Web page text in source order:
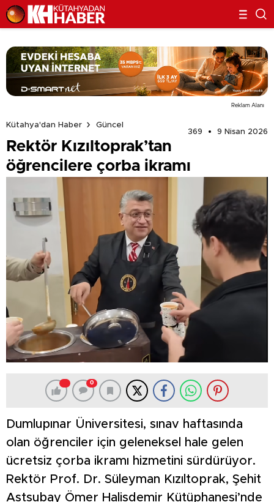
Reklam Alanı
Kütahya'dan Haber
Güncel
369
9 Nisan 2026
Rektör Kızıltoprak’tan
öğrencilere çorba ikramı
0
Dumlupınar Üniversitesi, sınav haftasında
olan öğrenciler için geleneksel hale gelen
ücretsiz çorba ikramı hizmetini sürdürüyor.
Rektör Prof. Dr. Süleyman Kızıltoprak, Şehit
Astsubay Ömer Halisdemir Kütüphanesi’nde